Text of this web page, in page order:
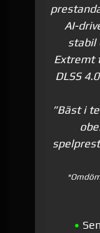
AI-
stabil
Extremt
DLSS
”Bäst i
•